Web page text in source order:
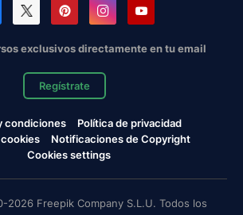
exclusivos directamente en tu email
Regístrate
condiciones
Política de privacidad
Notificaciones de Copyright
Cookies settings
Freepik Company S.L.U. Todos los